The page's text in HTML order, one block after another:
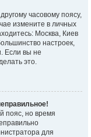
часовому поясу,
измените в личных
Москва, Киев
настроек,
Если вы не
это.
пояс, но время
для